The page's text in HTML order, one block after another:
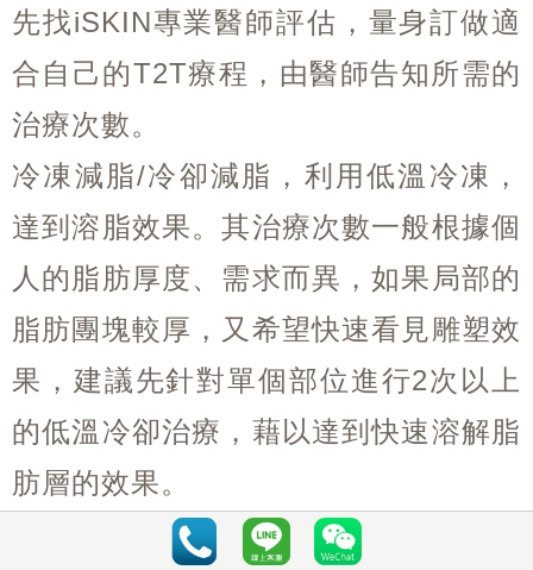
先找iSKIN專業醫師評估，量身訂做適
合自己的T2T療程，由醫師告知所需的
治療次數。
冷凍減脂/冷卻減脂，利用低溫冷凍，
達到溶脂效果。其治療次數一般根據個
人的脂肪厚度、需求而異，如果局部的
脂肪團塊較厚，又希望快速看見雕塑效
果，建議先針對單個部位進行2次以上
的低溫冷卻治療，藉以達到快速溶解脂
肪層的效果。